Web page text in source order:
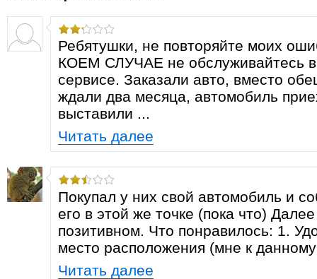
Ребятушки, не повторяйте моих
КОЕМ СЛУЧАЕ не обслуживайтесь в
сервисе. Заказали авто, вместо
ждали два месяца, автомобиль
выставили ...
Читать далее
Покупал у них свой автомобиль и
его в этой же точке (пока что)
позитивном. Что понравилось: 1.
место расположения (мне к
Читать далее